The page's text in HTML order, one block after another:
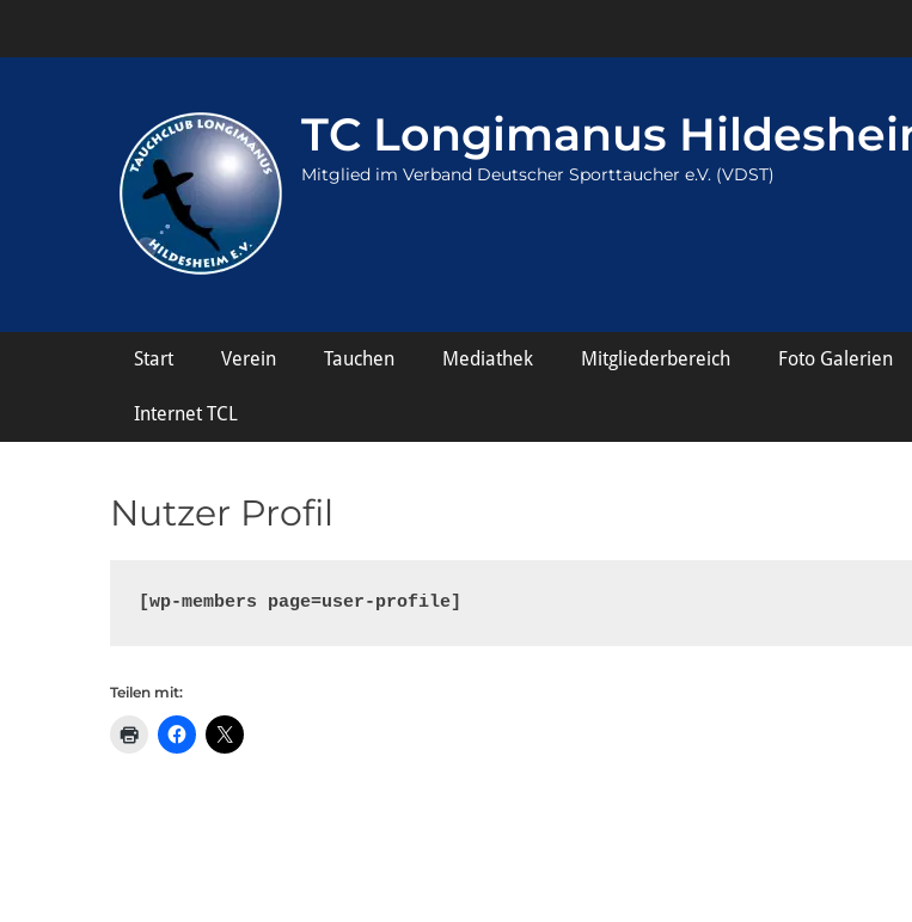
TC Longimanus
Mitglied im Verband Deutscher Sporttaucher e.V. (VDST)
Hauptmenü
Weiter
Inhalt
Start Verein Tauchen Mediathek Mitgliederbereich Foto Galerien
Internet TCL
Nutzer Profil
[wp-members page=user-profile]
Teilen mit: